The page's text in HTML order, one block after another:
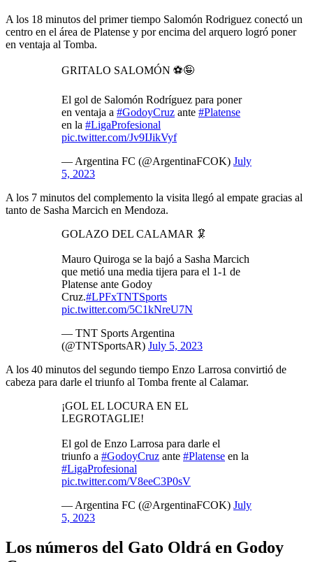
A los 18 minutos del primer tiempo Salomón Rodriguez conectó un
centro en el área de Platense y por encima del arquero logró poner
en ventaja al Tomba.
GRITALO SALOMÓN ⚽️🤪
El gol de Salomón Rodríguez para poner
en ventaja a #GodoyCruz ante #Platense
en la #LigaProfesional
pic.twitter.com/Jv9IJikVyf
— Argentina FC (@ArgentinaFCOK) July
5, 2023
A los 7 minutos del complemento la visita llegó al empate gracias al
tanto de Sasha Marcich en Mendoza.
GOLAZO DEL CALAMAR 🦑
Mauro Quiroga se la bajó a Sasha Marcich
que metió una media tijera para el 1-1 de
Platense ante Godoy
Cruz.#LPFxTNTSports
pic.twitter.com/5C1kNreU7N
— TNT Sports Argentina
(@TNTSportsAR) July 5, 2023
A los 40 minutos del segundo tiempo Enzo Larrosa convirtió de
cabeza para darle el triunfo al Tomba frente al Calamar.
¡GOL EL LOCURA EN EL
LEGROTAGLIE!
El gol de Enzo Larrosa para darle el
triunfo a #GodoyCruz ante #Platense en la
#LigaProfesional
pic.twitter.com/V8eeC3P0sV
— Argentina FC (@ArgentinaFCOK) July
5, 2023
Los números del Gato Oldrá en Godoy